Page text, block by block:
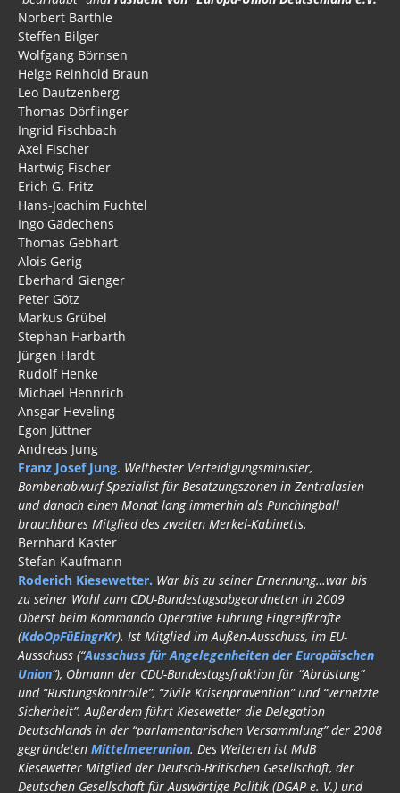
Norbert Barthle
Steffen Bilger
Wolfgang Börnsen
Helge Reinhold Braun
Leo Dautzenberg
Thomas Dörflinger
Ingrid Fischbach
Axel Fischer
Hartwig Fischer
Erich G. Fritz
Hans-Joachim Fuchtel
Ingo Gädechens
Thomas Gebhart
Alois Gerig
Eberhard Gienger
Peter Götz
Markus Grübel
Stephan Harbarth
Jürgen Hardt
Rudolf Henke
Michael Hennrich
Ansgar Heveling
Egon Jüttner
Andreas Jung
Franz Josef Jung. Weltbester Verteidigungsminister,
Bombenabwurf-Spezialist für Besatzungszonen in Zentralasien
und danach einen Monat lang immerhin als Punchingball
brauchbares Mitglied des zweiten Merkel-Kabinetts.
Bernhard Kaster
Stefan Kaufmann
Roderich Kiesewetter. War bis zu seiner Ernennung…war bis
zu seiner Wahl zum CDU-Bundestagsabgeordneten in 2009
Oberst beim Kommando Operative Führung Eingreifkräfte
(KdoOpFüEingrKr). Ist Mitglied im Außen-Ausschuss, im EU-
Ausschuss (“Ausschuss für Angelegenheiten der Europäischen
Union“), Obmann der CDU-Bundestagsfraktion für “Abrüstung”
und “Rüstungskontrolle”, “zivile Krisenprävention” und “vernetzte
Sicherheit”. Außerdem führt Kiesewetter die Delegation
Deutschlands in der “parlamentarischen Versammlung” der 2008
gegründeten Mittelmeerunion. Des Weiteren ist MdB
Kiesewetter Mitglied der Deutsch-Britischen Gesellschaft, der
Deutschen Gesellschaft für Auswärtige Politik (DGAP e. V.) und